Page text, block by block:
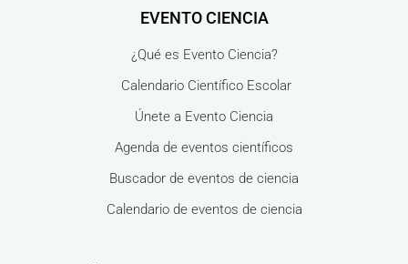
EVENTO CIENCIA
¿Qué es Evento Ciencia?
Calendario Científico Escolar
Únete a Evento Ciencia
Agenda de eventos científicos
Buscador de eventos de ciencia
Calendario de eventos de ciencia